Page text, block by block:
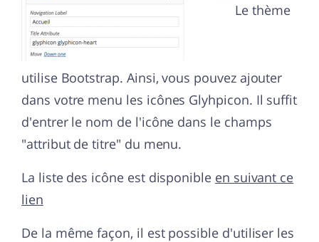
Le thème
utilise Bootstrap. Ainsi, vous pouvez ajouter
dans votre menu les icônes Glyhpicon. Il suffit
d'entrer le nom de l'icône dans le champs
"attribut de titre" du menu.
La liste des icône est disponible en suivant ce
lien
De la même façon, il est possible d'utiliser les